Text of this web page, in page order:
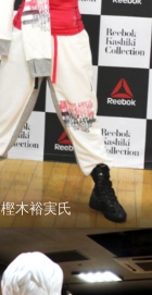
樫木裕実氏